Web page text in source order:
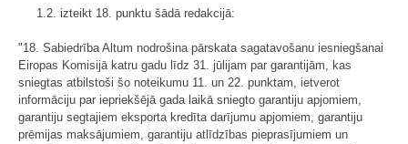
1.2. izteikt 18. punktu šādā redakcijā:
"18. Sabiedrība Altum nodrošina pārskata sagatavošanu iesniegšanai
Eiropas Komisijā katru gadu līdz 31. jūlijam par garantijām, kas
sniegtas atbilstoši šo noteikumu 11. un 22. punktam, ietverot
informāciju par iepriekšējā gada laikā sniegto garantiju apjomiem,
garantiju segtajiem eksporta kredīta darījumu apjomiem, garantiju
prēmijas maksājumiem, garantiju atlīdzības pieprasījumiem un